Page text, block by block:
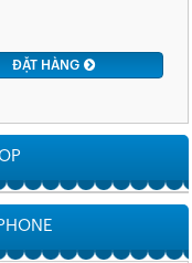
ĐẶT HÀNG